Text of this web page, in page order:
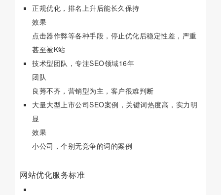
正规优化，排名上升后能长久保持
效果
点击器作弊等各种手段，停止优化后稳定性差，严重
甚至被K站
技术型团队，专注SEO领域16年
团队
良莠不齐，营销型为主，客户很难判断
大量大型上市公司SEO案例，关键词热度高，实力明
显
效果
小公司，个别无竞争的词的案例
网站优化服务标准